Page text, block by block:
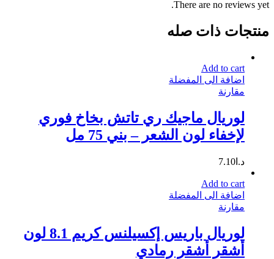
There are no reviews yet.
منتجات ذات صله
Add to cart
اضافة الى المفضلة
مقارنة
لوريال ماجيك ري تاتش بخاخ فوري
لإخفاء لون الشعر – بني 75 مل
د.ا 7.10
Add to cart
اضافة الى المفضلة
مقارنة
لوريال باريس إكسيلنس كريم 8.1 لون
أشقر أشقر رمادي